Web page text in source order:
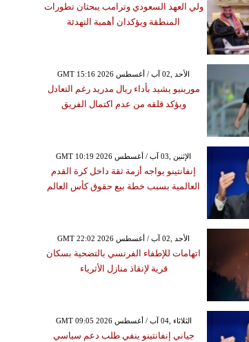
ولي العهد السعودي وترامب يبحثان تطورات
المنطقة ويؤكدان أهمية التهدئة
GMT 15:16 2026 الأحد ,02 آب / أغسطس
مورينيو يشيد بأداء ريال مدريد رغم التعادل
ويؤكد قلقه من عدم اكتمال الفريق
GMT 10:19 2026 الإثنين ,03 آب / أغسطس
إنفانتينو يواجه أزمة ثقة داخل كرة القدم
العالمية بسبب خطة بيع حقوق كأس العالم
GMT 22:02 2026 الأحد ,02 آب / أغسطس
اتهامات للإطفاء الفرنسي بالتضحية بسكان
قرية لإنقاذ منازل الأثرياء
GMT 09:05 2026 الثلاثاء ,04 آب / أغسطس
جياني إنفانتينو ينفي طلب دعم سياسي